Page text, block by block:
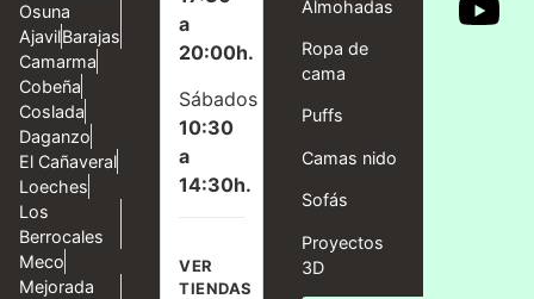
Osuna
AjavilBarajas
Camarma
Cobeña
Coslada
Daganzo
El Cañaveral
Loeches
Los
Berrocales
Meco
Mejorada
a
20:00h.
Sábados
10:30
a
14:30h.
VER
TIENDAS
Almohadas
Ropa de
cama
Puffs
Camas nido
Sofás
Proyectos
3D